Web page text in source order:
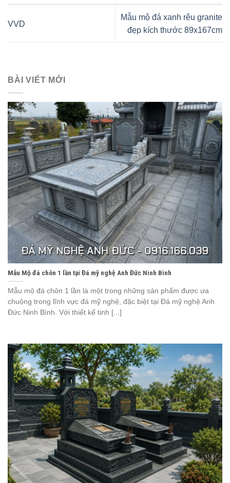
VVD
Mẫu mộ đá xanh rêu granite
đẹp kích thước 89x167cm
BÀI VIẾT MỚI
Mẫu Mộ đá chôn 1 lần tại Đá mỹ nghệ Anh Đức Ninh Bình
Mẫu mộ đá chôn 1 lần là một trong những sản phẩm được ưa
chuộng trong lĩnh vực đá mỹ nghệ, đặc biệt tại Đá mỹ nghệ Anh
Đức Ninh Bình. Với thiết kế tinh [...]